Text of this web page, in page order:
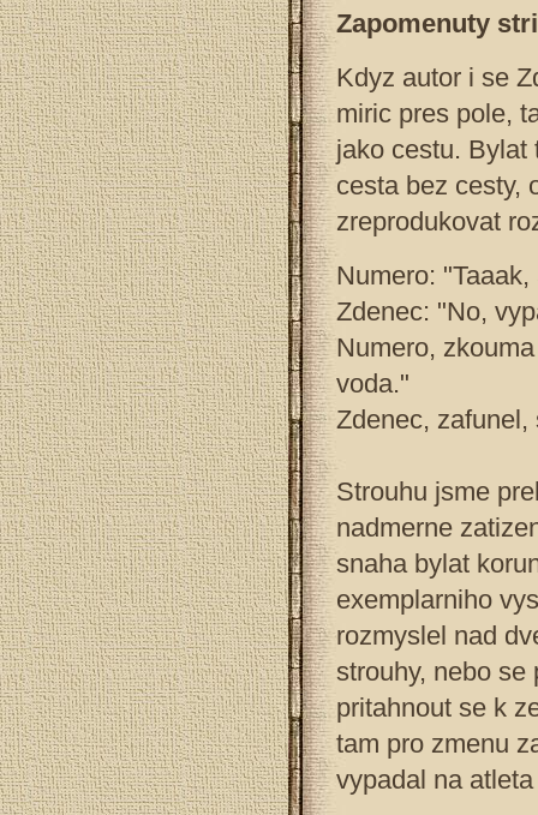
Zapomenuty
Kdyz autor i se
miric pres pole,
jako cestu. Bylat
cesta bez cesty,
zreprodukovat
Numero:
Zdenec: "No,
Numero,
voda."
Zdenec,
Strouhu jsme
nadmerne
snaha bylat
exemplarniho
rozmyslel nad
strouhy, nebo
pritahnout se k
tam pro zmenu
vypadal na